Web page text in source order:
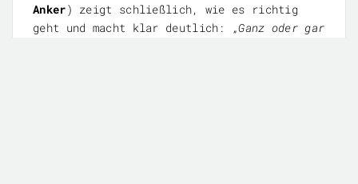
Anker) zeigt schließlich, wie es richtig
geht und macht klar deutlich: „Ganz oder gar